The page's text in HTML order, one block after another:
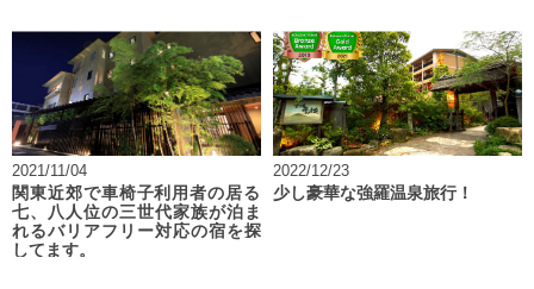
2021/11/04
関東近郊で車椅子利用者の居る
七、八人位の三世代家族が泊ま
れるバリアフリー対応の宿を探
してます。
2022/12/23
少し豪華な強羅温泉旅行！